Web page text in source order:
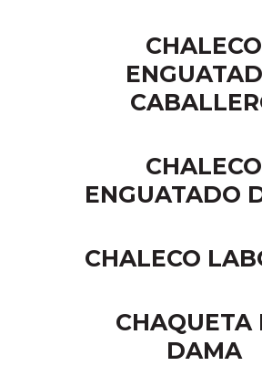
CHALECO
CHALECO
ENGUATADO
CHALECO
CHAQUETA
DAMA